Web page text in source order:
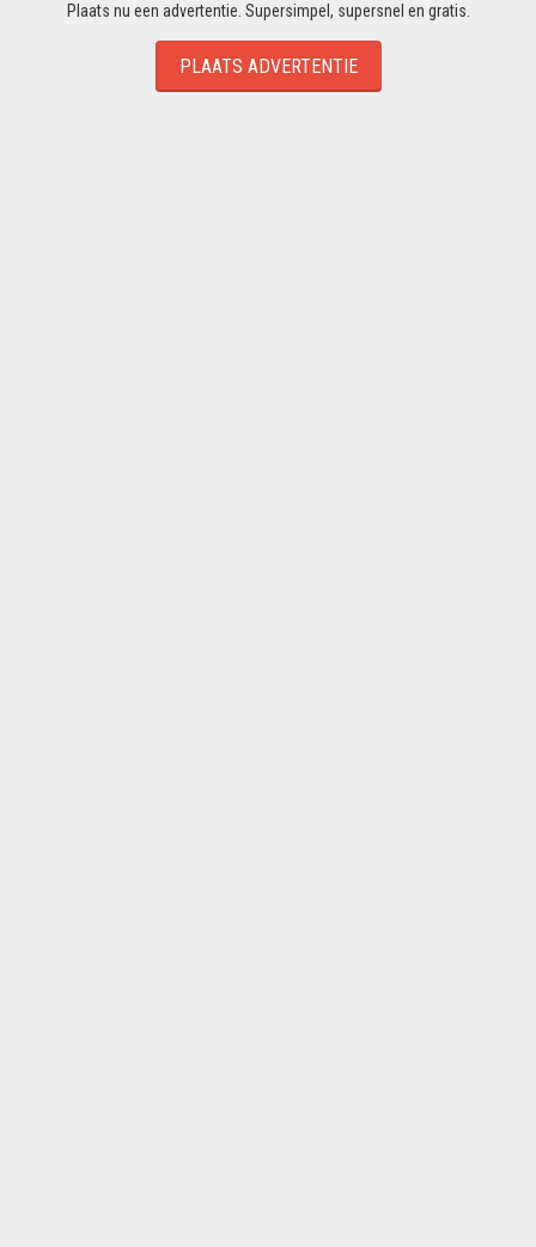
Plaats nu een advertentie. Supersimpel, supersnel en gratis.
PLAATS ADVERTENTIE